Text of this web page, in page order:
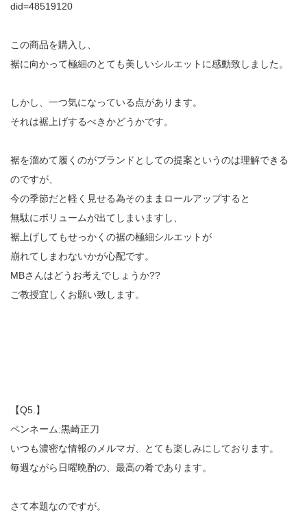
did=48519120
この商品を購入し、
裾に向かって極細のとても美しいシルエットに感動致しました。
しかし、一つ気になっている点があります。
それは裾上げするべきかどうかです。
裾を溜めて履くのがブランドとしての提案というのは理解できる
のですが、
今の季節だと軽く見せる為そのままロールアップすると
無駄にボリュームが出てしまいますし、
裾上げしてもせっかくの裾の極細シルエットが
崩れてしまわないかが心配です。
MBさんはどうお考えでしょうか??
ご教授宜しくお願い致します。
【Q5.】
ペンネーム:黒崎正刀
いつも濃密な情報のメルマガ、とても楽しみにしております。
毎週ながら日曜晩酌の、最高の肴であります。
さて本題なのですが。